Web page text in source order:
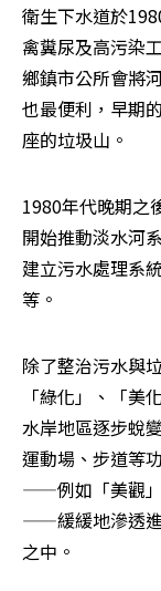
衛生下水道於
禽糞尿及高污染
鄉鎮市公所會將
也最便利，早期
座的垃圾山。
1980年代晚期之
開始推動淡水河
建立污水處理系
等。
除了整治污水與
「綠化」、「美
水岸地區逐步蛻
運動場、步道等
——例如「美觀」
——緩緩地滲透進
之中。